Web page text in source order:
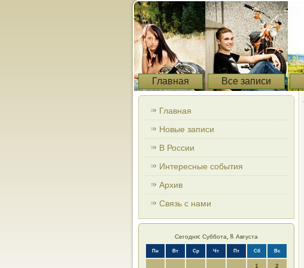
Главная Все записи
Главная
Новые записи
В России
Интересные события
Архив
Связь с нами
Сегодня: Суббота, 8 Августа
Пн Вт Ср Чт Пт Сб Вс
1 2